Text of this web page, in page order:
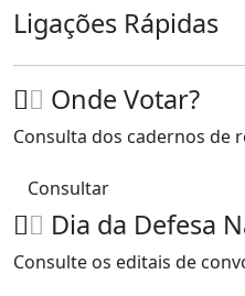
Ligações Rápidas
Onde Votar?
Consulta dos cadernos de
Consultar
Dia da Defesa
Consulte os editais de